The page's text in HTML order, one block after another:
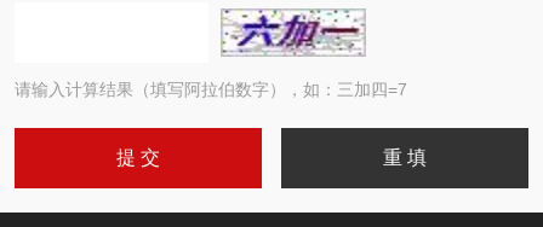
请输入计算结果（填写阿拉伯数字），如：三加四=7